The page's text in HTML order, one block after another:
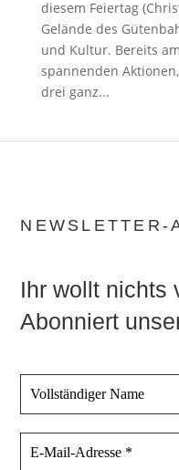
diesem Feiertag
Gelände des
und Kultur. Bereits
spannenden
drei ganz...
NEWSLETTER-
Ihr wollt nichts
Abonniert